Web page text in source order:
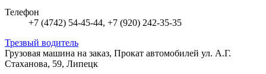
Телефон
+7 (4742) 54-45-44, +7 (920) 242-35-35
Трезвый водитель
Грузовая машина на заказ, Прокат автомобилей ул. А.Г.
Стаханова, 59, Липецк